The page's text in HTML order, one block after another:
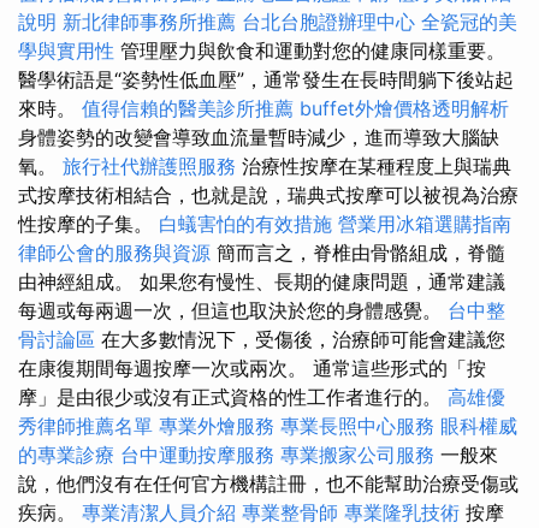
說明 新北律師事務所推薦 台北台胞證辦理中心 全瓷冠的美
學與實用性 管理壓力與飲食和運動對您的健康同樣重要。
醫學術語是“姿勢性低血壓”，通常發生在長時間躺下後站起
來時。 值得信賴的醫美診所推薦 buffet外燴價格透明解析
身體姿勢的改變會導致血流量暫時減少，進而導致大腦缺
氧。 旅行社代辦護照服務 治療性按摩在某種程度上與瑞典
式按摩技術相結合，也就是說，瑞典式按摩可以被視為治療
性按摩的子集。 白蟻害怕的有效措施 營業用冰箱選購指南
律師公會的服務與資源 簡而言之，脊椎由骨骼組成，脊髓
由神經組成。 如果您有慢性、長期的健康問題，通常建議
每週或每兩週一次，但這也取決於您的身體感覺。 台中整
骨討論區 在大多數情況下，受傷後，治療師可能會建議您
在康復期間每週按摩一次或兩次。 通常這些形式的「按
摩」是由很少或沒有正式資格的性工作者進行的。 高雄優
秀律師推薦名單 專業外燴服務 專業長照中心服務 眼科權威
的專業診療 台中運動按摩服務 專業搬家公司服務 一般來
說，他們沒有在任何官方機構註冊，也不能幫助治療受傷或
疾病。 專業清潔人員介紹 專業整骨師 專業隆乳技術 按摩